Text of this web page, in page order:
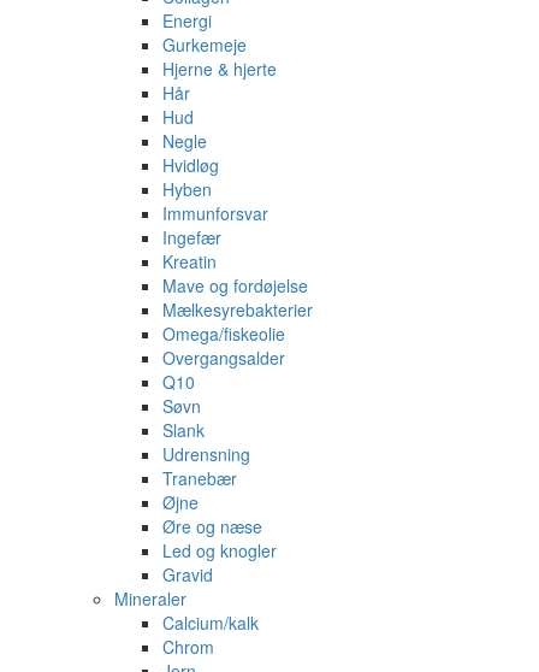
Energi
Gurkemeje
Hjerne & hjerte
Hår
Hud
Negle
Hvidløg
Hyben
Immunforsvar
Ingefær
Kreatin
Mave og fordøjelse
Mælkesyrebakterier
Omega/fiskeolie
Overgangsalder
Q10
Søvn
Slank
Udrensning
Tranebær
Øjne
Øre og næse
Led og knogler
Gravid
Mineraler
Calcium/kalk
Chrom